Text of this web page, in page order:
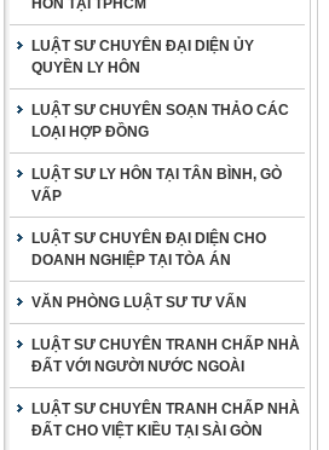
HÔN TẠI TPHCM
LUẬT SƯ CHUYÊN ĐẠI DIỆN ỦY
QUYỀN LY HÔN
LUẬT SƯ CHUYÊN SOẠN THẢO CÁC
LOẠI HỢP ĐỒNG
LUẬT SƯ LY HÔN TẠI TÂN BÌNH, GÒ
VẤP
LUẬT SƯ CHUYÊN ĐẠI DIỆN CHO
DOANH NGHIỆP TẠI TÒA ÁN
VĂN PHÒNG LUẬT SƯ TƯ VẤN
LUẬT SƯ CHUYÊN TRANH CHẤP NHÀ
ĐẤT VỚI NGƯỜI NƯỚC NGOÀI
LUẬT SƯ CHUYÊN TRANH CHẤP NHÀ
ĐẤT CHO VIỆT KIỀU TẠI SÀI GÒN